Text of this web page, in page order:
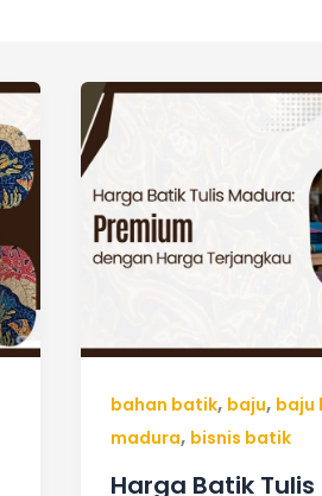
bahan batik, baju, baju
madura, bisnis batik
Harga Batik
Harga
Batik
Madura:
Premium
dengan